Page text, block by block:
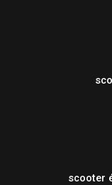
scooter